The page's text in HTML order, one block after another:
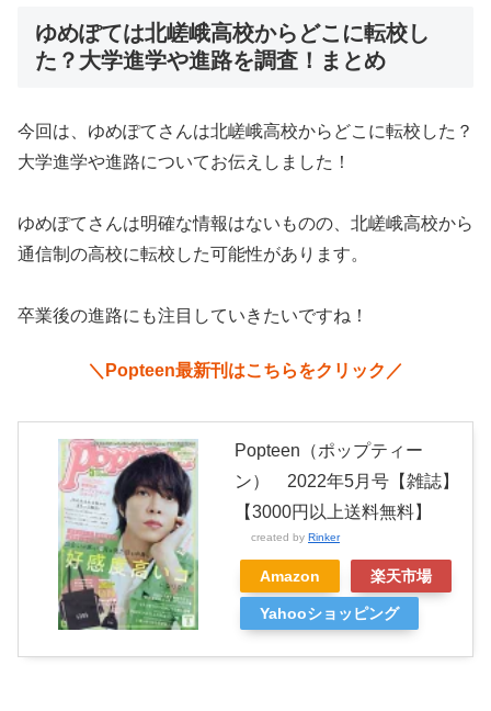
ゆめぽては北嵯峨高校からどこに転校し
た？大学進学や進路を調査！まとめ
今回は、ゆめぽてさんは北嵯峨高校からどこに転校した？
大学進学や進路についてお伝えしました！
ゆめぽてさんは明確な情報はないものの、北嵯峨高校から
通信制の高校に転校した可能性があります。
卒業後の進路にも注目していきたいですね！
＼Popteen最新刊はこちらをクリック／
Popteen（ポップティー
ン） 2022年5月号【雑誌】
【3000円以上送料無料】
created by Rinker
Amazon 楽天市場
Yahooショッピング